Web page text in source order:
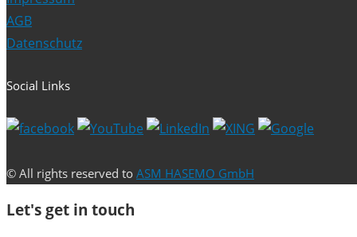
AGB
Datenschutz
Social Links
© All rights reserved to ASM HASEMO GmbH
Let's get in touch